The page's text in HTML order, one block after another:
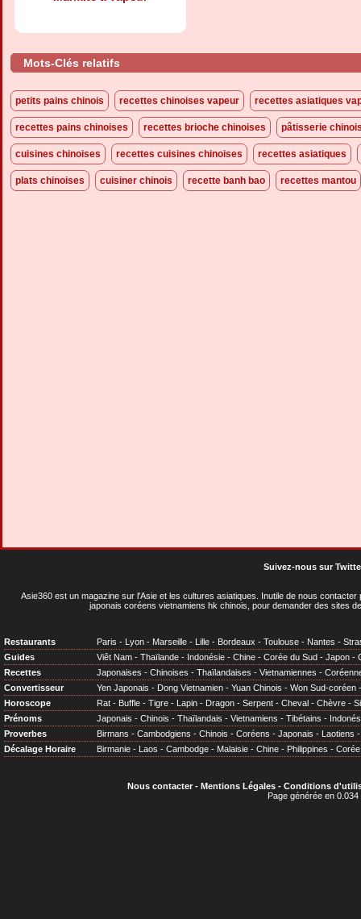
Mots-Clés relatifs
petits pains chinois recettes chinoises vapeur recettes asiatiques
recettes pains chinoises recettes brioche chinoises pâtisserie
cuisines chinoises recettes cuisines chinoises recettes asiatiques
plats chinoises cuisiner chinois recette banh bao recettes mantou
Suivez-nous sur
Asie360 est un magazine sur l'Asie et les cultures asiatiques . Inutile de nous
japonais coréens vietnamiens hk chinois, pour demander des sites
Restaurants Paris - Lyon - Marseille - Lille - Bordeaux - Toulouse - Nantes -
Guides
Viêt Nam - Thaïlande - Indonésie - Chine - Corée du Sud - Japon -
Recettes
Japonaises - Chinoises - Thaïlandaises - Vietnamiennes -
Convertisseur
Yen Japonais - Dong Vietnamien - Yuan Chinois - Won Sud-coréen
Horoscope
Rat - Buffle - Tigre - Lapin - Dragon - Serpent - Cheval - Chèvre -
Prénoms
Japonais - Chinois - Thaïlandais - Vietnamiens - Tibétains -
Proverbes
Birmans - Cambodgiens - Chinois - Coréens - Japonais - Laotiens
Décalage Horaire
Birmanie - Laos - Cambodge - Malaisie - Chine - Philippines - Corée
Nous contacter- Mentions Légales- Conditions
Page générée en